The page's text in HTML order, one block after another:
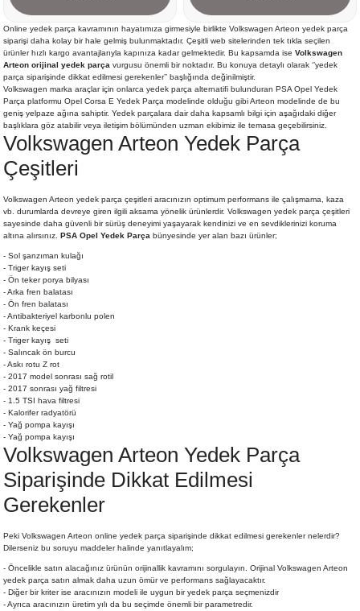
Online yedek parça kavramının hayatımıza girmesiyle birlikte Volkswagen Arteon yedek parça
siparişi daha kolay bir hale gelmiş bulunmaktadır. Çeşitli web sitelerinden tek tıkla seçilen
ürünler hızlı kargo avantajlarıyla kapınıza kadar gelmektedir. Bu kapsamda ise Volkswagen
Arteon orijinal yedek parça vurgusu önemli bir noktadır. Bu konuya detaylı olarak ‘’yedek
parça siparişinde dikkat edilmesi gerekenler’’ başlığında değinilmiştir.
Volkswagen marka araçlar için onlarca yedek parça alternatifi bulunduran PSA Opel Yedek
Parça platformu Opel Corsa E Yedek Parça modelinde olduğu gibi Arteon modelinde de bu
geniş yelpaze ağına sahiptir. Yedek parçalara dair daha kapsamlı bilgi için aşağıdaki diğer
başlıklara göz atabilir veya iletişim bölümünden uzman ekibimiz ile temasa geçebilirsiniz.
Volkswagen Arteon Yedek Parça
Çeşitleri
Volkswagen Arteon yedek parça çeşitleri aracınızın optimum performans ile çalışmama, kaza
vb. durumlarda devreye giren ilgili aksama yönelik ürünlerdir. Volkswagen yedek parça çeşitleri
sayesinde daha güvenli bir sürüş deneyimi yaşayarak kendinizi ve en sevdiklerinizi koruma
altına alırsınız. PSA Opel Yedek Parça bünyesinde yer alan bazı ürünler;
- Sol şanzıman kulağı
- Triger kayış seti
- Ön teker porya bilyası
- Arka fren balatası
- Ön fren balatası
- Antibakteriyel karbonlu polen
- Krank keçesi
- Triger kayış seti
- Salıncak ön burcu
- Askı rotu Z rot
- 2017 model sonrası sağ rotil
- 2017 sonrası yağ filtresi
- 1.5 TSI hava filtresi
- Kalorifer radyatörü
- Yağ pompa kayışı
- Yağ pompa kayışı
Volkswagen Arteon Yedek Parça
Siparişinde Dikkat Edilmesi
Gerekenler
Peki Volkswagen Arteon online yedek parça siparişinde dikkat edilmesi gerekenler nelerdir?
Dilerseniz bu soruyu maddeler halinde yanıtlayalım;
- Öncelikle satın alacağınız ürünün orijinallik kavramını sorgulayın. Orijinal Volkswagen Arteon
yedek parça satın almak daha uzun ömür ve performans sağlayacaktır.
- Diğer bir kriter ise aracınızın modeli ile uygun bir yedek parça seçmenizdir
- Ayrıca aracınızın üretim yılı da bu seçimde önemli bir parametredir.